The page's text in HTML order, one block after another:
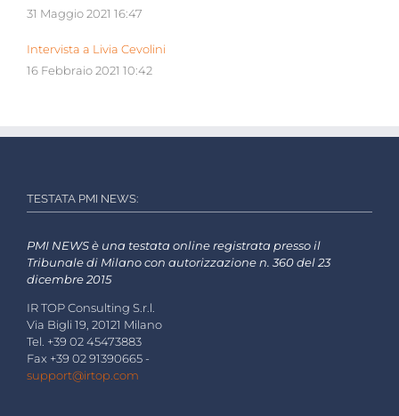
31 Maggio 2021 16:47
Intervista a Livia Cevolini
16 Febbraio 2021 10:42
TESTATA PMI NEWS:
PMI NEWS è una testata online registrata presso il
Tribunale di Milano con autorizzazione n. 360 del 23
dicembre 2015
IR TOP Consulting S.r.l.
Via Bigli 19, 20121 Milano
Tel. +39 02 45473883
Fax +39 02 91390665 -
support@irtop.com